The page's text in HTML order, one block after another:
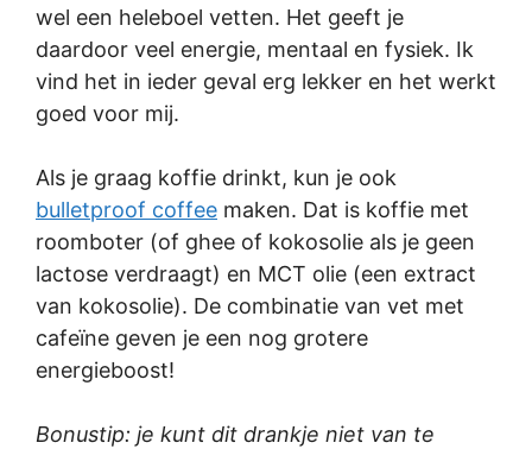
wel een heleboel vetten. Het geeft je
daardoor veel energie, mentaal en fysiek. Ik
vind het in ieder geval erg lekker en het werkt
goed voor mij.
Als je graag koffie drinkt, kun je ook
bulletproof coffee maken. Dat is koffie met
roomboter (of ghee of kokosolie als je geen
lactose verdraagt) en MCT olie (een extract
van kokosolie). De combinatie van vet met
cafeïne geven je een nog grotere
energieboost!
Bonustip: je kunt dit drankje niet van te